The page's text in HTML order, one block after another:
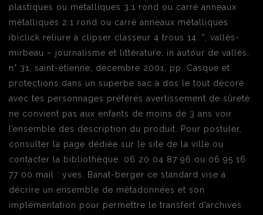
plastiques ou métalliques 3:1 rond ou carré anneaux
métalliques 2:1 rond ou carré anneaux métalliques
ibiclick reliure à clipser classeur 4 trous 14. ”, vallès-
mirbeau – journalisme et littérature, in autour de vallès,
n° 31, saint-étienne, décembre 2001, pp. Casque et
protections dans un superbe sac à dos le tout décoré
avec tes personnages préférés avertissement de sûreté
ne convient pas aux enfants de moins de 3 ans voir
l’ensemble des description du produit. Pour postuler,
consulter la page dédiée sur le site de la ville ou
contacter la bibliothèque. 06 20 04 87 96 ou 06 95 16
77 00 mail : yves. Banat-berger ce standard vise à
décrire un ensemble de métadonnées et son
implémentation pour permettre le transfert d’archives